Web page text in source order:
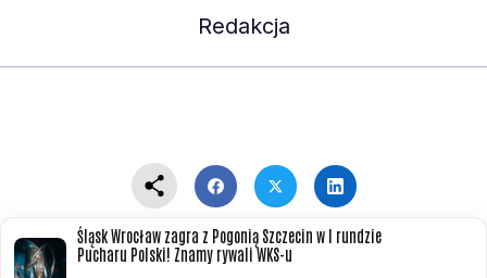
Redakcja
Śląsk Wrocław zagra z Pogonią Szczecin w I rundzie
Pucharu Polski! Znamy rywali WKS-u